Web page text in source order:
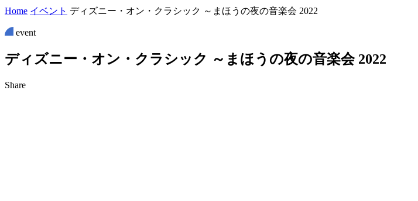
Home イベント ディズニー・オン・クラシック ～まほうの夜の音楽会 2022
event
ディ ズニー ・ オン ・ ク ラ シッ ク ～ ま ほう の夜の音楽会 2022
Share